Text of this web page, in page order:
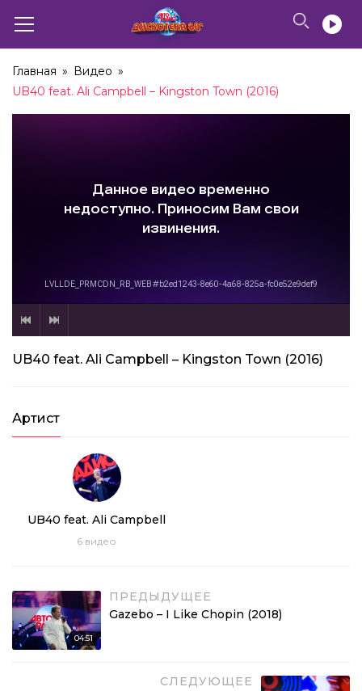
Главная » Видео »
UB40 feat. Ali Campbell – Kingston Town (2016)
UB40 feat. Ali Campbell – Kingston Town (2016)
Артист
UB40 feat. Ali Campbell
6 видео
04:51
ПРЕДЫДУЩЕЕ
Gazebo – I Like Chopin (2018)
СЛЕДУЮЩЕЕ